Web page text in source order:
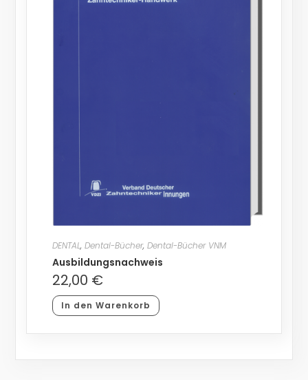
DENTAL, Dental-Bücher, Dental-Bücher VNM
Ausbildungsnachweis
22,00 €
In den Warenkorb